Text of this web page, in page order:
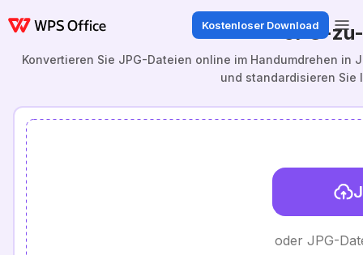
Kostenloser Download
JPG-
Konvertieren Sie JPG-Dateien online im Handumdrehen in
und standardisieren Sie
oder JPG-